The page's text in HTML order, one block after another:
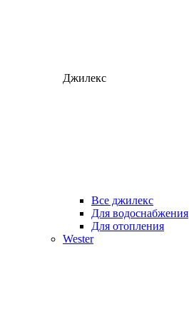
Джилекс
Все джилекс
Для водоснабжения
Для отопления
Wester